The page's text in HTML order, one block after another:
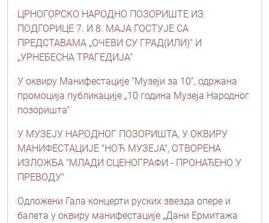
ЦРНОГОРСКО НАРОДНО ПОЗОРИШТЕ ИЗ
ПОДГОРИЦЕ 7. И 8. МАЈА ГОСТУЈЕ СА
ПРЕДСТАВАМА „ОЧЕВИ СУ ГРАД(ИЛИ)“ И
„УРНЕБЕСНА ТРАГЕДИЈА“
У оквиру Манифестације “Музеји за 10”, одржана
промоција публикације „10 година Музеја Народног
позоришта“
У МУЗЕЈУ НАРОДНОГ ПОЗОРИШТА, У ОКВИРУ
МАНИФЕСТАЦИЈЕ "НОЋ МУЗЕЈА", ОТВОРЕНА
ИЗЛОЖБА "МЛАДИ СЦЕНОГРАФИ - ПРОНАЂЕНО У
ПРЕВОДУ"
Одложени Гала концерти руских звезда опере и
балета у оквиру манифестације „Дани Ермитажа